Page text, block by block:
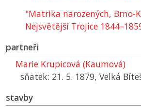
"Matrika narozených, Brno-
Nejsvětější Trojice
partneři
Marie Krupicová (Kaumová)
sňatek: 21. 5. 1879, Velká
stavby